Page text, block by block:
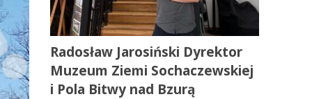
Radosław Jarosiński Dyrektor
Muzeum Ziemi Sochaczewskiej
i Pola Bitwy nad Bzurą